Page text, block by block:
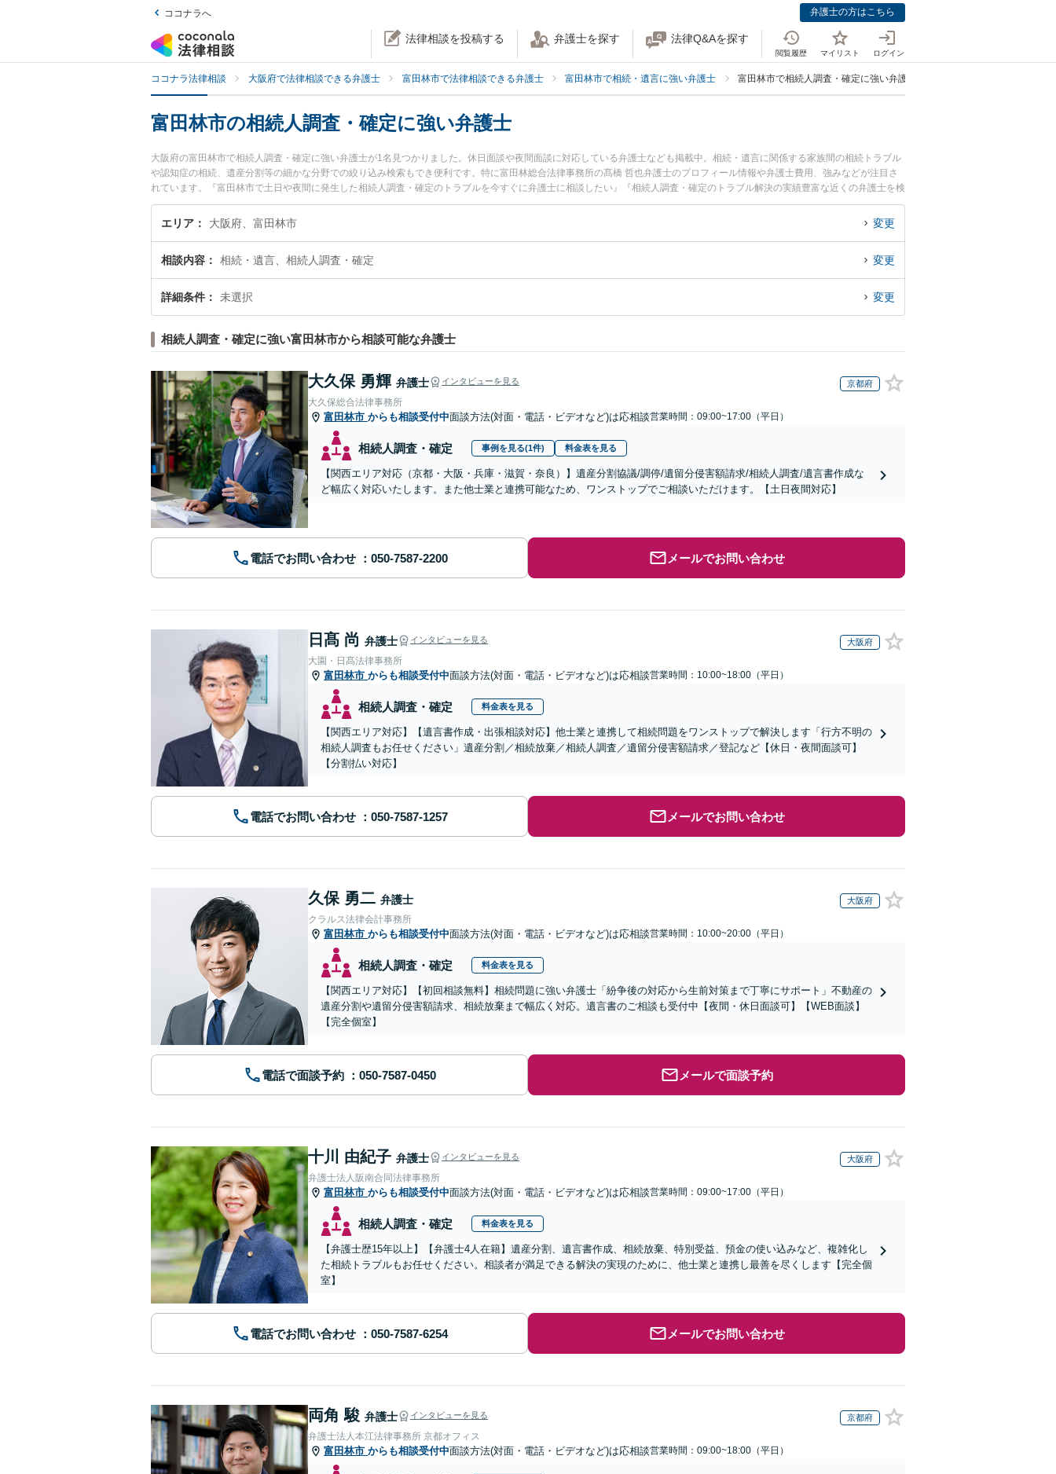
ココナラへ 弁護士の方はこちら
法律相談を投稿する 弁護士を探す 法律Q&Aを探す
閲覧履歴 マイリスト ログイン
ココナラ法律相談 大阪府で法律相談できる弁護士 富田林市で法律相談できる弁護士 富田林市で相続・遺言に強い弁護士 富田林市で相続人調査・確定に強い弁護士
富田林市の相続人調査・確定に強い弁護士
大阪府の富田林市で相続人調査・確定に強い弁護士が1名見つかりました。休日面談や夜間面談に対応している弁護士なども掲載中。相続・遺言に関係する家族間の相続トラブル
や認知症の相続、遺産分割等の細かな分野での絞り込み検索もでき便利です。特に富田林総合法律事務所の髙橋 哲也弁護士のプロフィール情報や弁護士費用、強みなどが注目さ
れています。『富田林市で土日や夜間に発生した相続人調査・確定のトラブルを今すぐに弁護士に相談したい』『相続人調査・確定のトラブル解決の実績豊富な近くの弁護士を検
索したい』『初回相談無料で相続人調査・確定を法律相談できる富田林市内の弁護士に相談予約したい』などでお困りの相談者さんにおすすめです。
エリア 大阪府、富田林市 変更
相談内容 相続・遺言、相続人調査・確定 変更
詳細条件 未選択 変更
相続人調査・確定に強い富田林市から相談可能な弁護士
大久保 勇輝 弁護士 インタビューを見る 京都府
大久保総合法律事務所
富田林市 からも相談受付中面談方法(対面・電話・ビデオなど)は応相談営業時間：09:00~17:00（平日）
相続人調査・確定 事例を見る(1件) 料金表を見る
【関西エリア対応（京都・大阪・兵庫・滋賀・奈良）】遺産分割協議/調停/遺留分侵害額請求/相続人調査/遺言書作成な
ど幅広く対応いたします。また他士業と連携可能なため、ワンストップでご相談いただけます。【土日夜間対応】
電話でお問い合わせ メールでお問い合わせ
日髙 尚 弁護士 インタビューを見る 大阪府
大園・日髙法律事務所
富田林市 からも相談受付中面談方法(対面・電話・ビデオなど)は応相談営業時間：10:00~18:00（平日）
相続人調査・確定 料金表を見る
【関西エリア対応】【遺言書作成・出張相談対応】他士業と連携して相続問題をワンストップで解決します「行方不明の
相続人調査もお任せください」遺産分割／相続放棄／相続人調査／遺留分侵害額請求／登記など【休日・夜間面談可】
【分割払い対応】
電話でお問い合わせ メールでお問い合わせ
久保 勇二 弁護士 大阪府
クラルス法律会計事務所
富田林市 からも相談受付中面談方法(対面・電話・ビデオなど)は応相談営業時間：10:00~20:00（平日）
相続人調査・確定 料金表を見る
【関西エリア対応】【初回相談無料】相続問題に強い弁護士「紛争後の対応から生前対策まで丁寧にサポート」不動産の
遺産分割や遺留分侵害額請求、相続放棄まで幅広く対応。遺言書のご相談も受付中【夜間・休日面談可】【WEB面談】
【完全個室】
電話で面談予約 メールで面談予約
十川 由紀子 弁護士 インタビューを見る 大阪府
弁護士法人阪南合同法律事務所
富田林市 からも相談受付中面談方法(対面・電話・ビデオなど)は応相談営業時間：09:00~17:00（平日）
相続人調査・確定 料金表を見る
【弁護士歴15年以上】【弁護士4人在籍】遺産分割、遺言書作成、相続放棄、特別受益、預金の使い込みなど、複雑化し
た相続トラブルもお任せください。相談者が満足できる解決の実現のために、他士業と連携し最善を尽くします【完全個
室】
電話でお問い合わせ メールでお問い合わせ
両角 駿 弁護士 インタビューを見る 京都府
弁護士法人本江法律事務所 京都オフィス
富田林市 からも相談受付中面談方法(対面・電話・ビデオなど)は応相談営業時間：09:00~18:00（平日）